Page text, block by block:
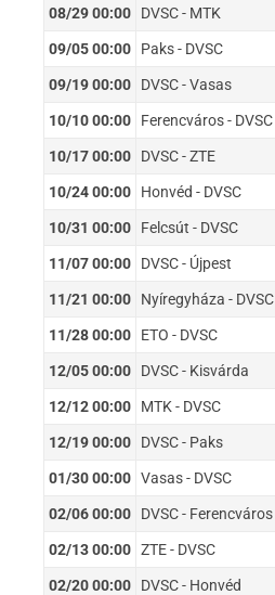
08/29 00:00 DVSC - MTK
09/05 00:00 Paks - DVSC
09/19 00:00 DVSC - Vasas
10/10 00:00 Ferencváros - DVSC
10/17 00:00 DVSC - ZTE
10/24 00:00 Honvéd - DVSC
10/31 00:00 Felcsút - DVSC
11/07 00:00 DVSC - Újpest
11/21 00:00 Nyíregyháza - DVSC
11/28 00:00 ETO - DVSC
12/05 00:00 DVSC - Kisvárda
12/12 00:00 MTK - DVSC
12/19 00:00 DVSC - Paks
01/30 00:00 Vasas - DVSC
02/06 00:00 DVSC - Ferencváros
02/13 00:00 ZTE - DVSC
02/20 00:00 DVSC - Honvéd